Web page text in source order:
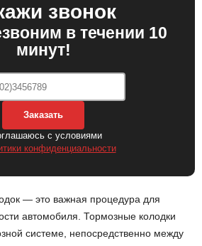
звонок
в течении 10
минут!
Заказать
с условиями
конфиденциальности
— это важная процедура для
автомобиля. Тормозные колодки
системе, непосредственно между